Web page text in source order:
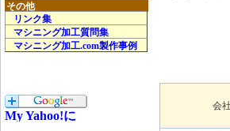
その他
リンク集
マシニング加工質問集
マシニング加工.com製作事例
会